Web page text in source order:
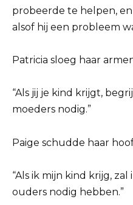
probeerde te helpen,
alsof hij een probleem
Patricia sloeg haar
“Als jij je kind krijgt,
moeders nodig.”
Paige schudde haar
“Als ik mijn kind krijg,
ouders nodig hebben.”